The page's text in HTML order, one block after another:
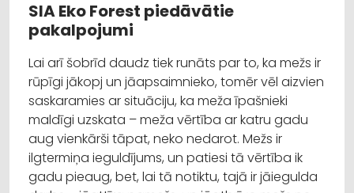
SIA Eko Forest piedāvātie
pakalpojumi
Lai arī šobrīd daudz tiek runāts par to, ka mežs ir
rūpīgi jākopj un jāapsaimnieko, tomēr vēl aizvien
saskaramies ar situāciju, ka meža īpašnieki
maldīgi uzskata – meža vērtība ar katru gadu
aug vienkārši tāpat, neko nedarot. Mežs ir
ilgtermiņa ieguldījums, un patiesi tā vērtība ik
gadu pieaug, bet, lai tā notiktu, tajā ir jāiegulda